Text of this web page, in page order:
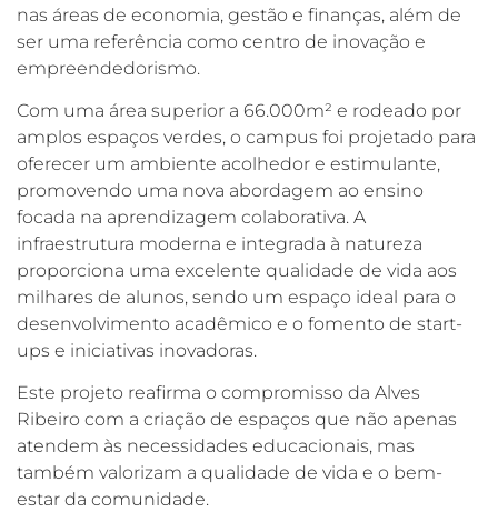
nas áreas de economia, gestão e finanças, além de
ser uma referência como centro de inovação e
empreendedorismo.
Com uma área superior a 66.000m² e rodeado por
amplos espaços verdes, o campus foi projetado para
oferecer um ambiente acolhedor e estimulante,
promovendo uma nova abordagem ao ensino
focada na aprendizagem colaborativa. A
infraestrutura moderna e integrada à natureza
proporciona uma excelente qualidade de vida aos
milhares de alunos, sendo um espaço ideal para o
desenvolvimento acadêmico e o fomento de start-
ups e iniciativas inovadoras.
Este projeto reafirma o compromisso da Alves
Ribeiro com a criação de espaços que não apenas
atendem às necessidades educacionais, mas
também valorizam a qualidade de vida e o bem-
estar da comunidade.